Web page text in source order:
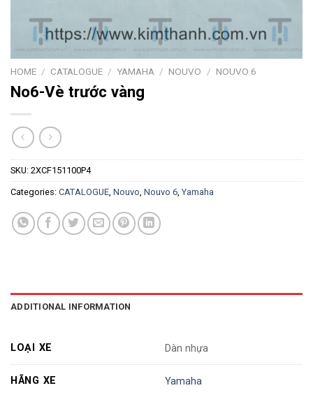
HOME / CATALOGUE / YAMAHA / NOUVO / NOUVO 6
No6-Vè trước vàng
SKU: 2XCF151100P4
Categories: CATALOGUE, Nouvo, Nouvo 6, Yamaha
ADDITIONAL INFORMATION
LOẠI XE Dàn nhựa
HÃNG XE Yamaha